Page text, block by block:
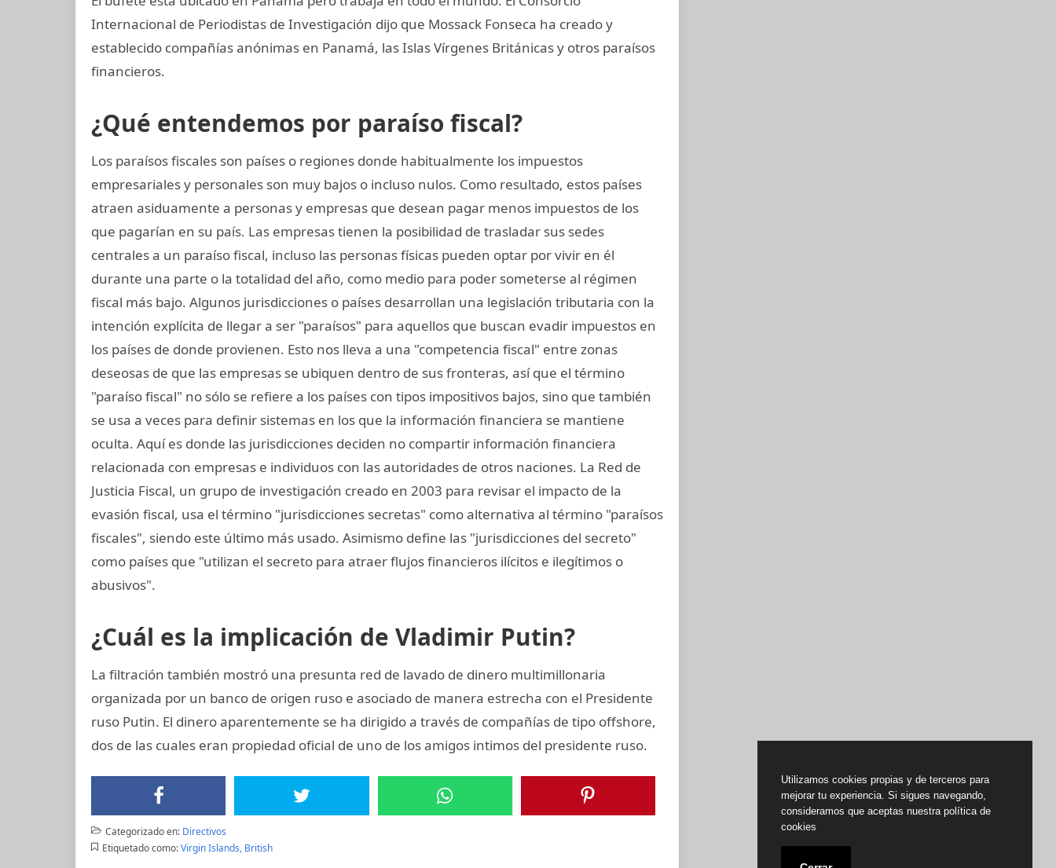
Internacional de Periodistas de Investigación dijo que Mossack Fonseca ha creado y
establecido compañías anónimas en Panamá, las Islas Vírgenes Británicas y otros paraísos
financieros.
¿Qué entendemos por paraíso fiscal?
Los paraísos fiscales son países o regiones donde habitualmente los impuestos
empresariales y personales son muy bajos o incluso nulos. Como resultado, estos países
atraen asiduamente a personas y empresas que desean pagar menos impuestos de los
que pagarían en su país. Las empresas tienen la posibilidad de trasladar sus sedes
centrales a un paraíso fiscal, incluso las personas físicas pueden optar por vivir en él
durante una parte o la totalidad del año, como medio para poder someterse al régimen
fiscal más bajo. Algunos jurisdicciones o países desarrollan una legislación tributaria con la
intención explícita de llegar a ser "paraísos" para aquellos que buscan evadir impuestos en
los países de donde provienen. Esto nos lleva a una "competencia fiscal" entre zonas
deseosas de que las empresas se ubiquen dentro de sus fronteras, así que el término
"paraíso fiscal" no sólo se refiere a los países con tipos impositivos bajos, sino que también
se usa a veces para definir sistemas en los que la información financiera se mantiene
oculta. Aquí es donde las jurisdicciones deciden no compartir información financiera
relacionada con empresas e individuos con las autoridades de otros naciones. La Red de
Justicia Fiscal, un grupo de investigación creado en 2003 para revisar el impacto de la
evasión fiscal, usa el término "jurisdicciones secretas" como alternativa al término "paraísos
fiscales", siendo este último más usado. Asimismo define las "jurisdicciones del secreto"
como países que "utilizan el secreto para atraer flujos financieros ilícitos e ilegítimos o
abusivos".
¿Cuál es la implicación de Vladimir Putin?
La filtración también mostró una presunta red de lavado de dinero multimillonaria
organizada por un banco de origen ruso e asociado de manera estrecha con el Presidente
ruso Putin. El dinero aparentemente se ha dirigido a través de compañías de tipo offshore,
dos de las cuales eran propiedad oficial de uno de los amigos intimos del presidente ruso.
Categorizado en: Directivos
Etiquetado como: Virgin Islands, British
Utilizamos cookies propias y de terceros para
mejorar tu experiencia. Si sigues navegando,
consideramos que aceptas nuestra política de
cookies